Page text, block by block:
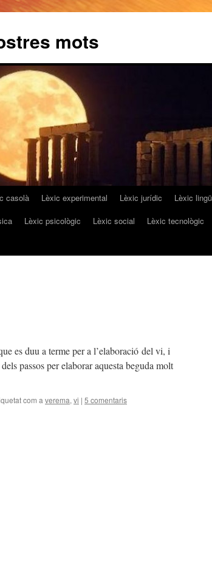
mots
casolà Lèxic experimental Lèxic jurídic Lèxic
Lèxic psicològic Lèxic social Lèxic tecnològic
es duu a terme per a l’elaboració del vi, i
passos per elaborar aquesta beguda molt
com a verema, vi | 5 comentaris